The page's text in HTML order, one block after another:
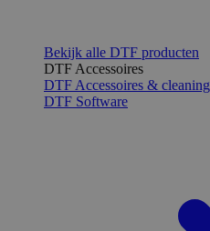
Bekijk alle DTF producten
DTF Accessoires
DTF Accessoires & cleaning
DTF Software